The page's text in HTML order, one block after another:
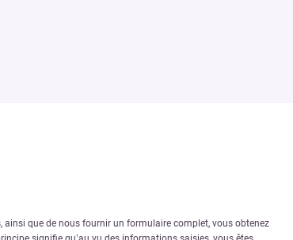
ainsi que de nous fournir un formulaire complet, vous obtenez